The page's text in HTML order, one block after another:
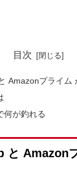
目次
Amazonプライム
何が釣れる
と Amazon